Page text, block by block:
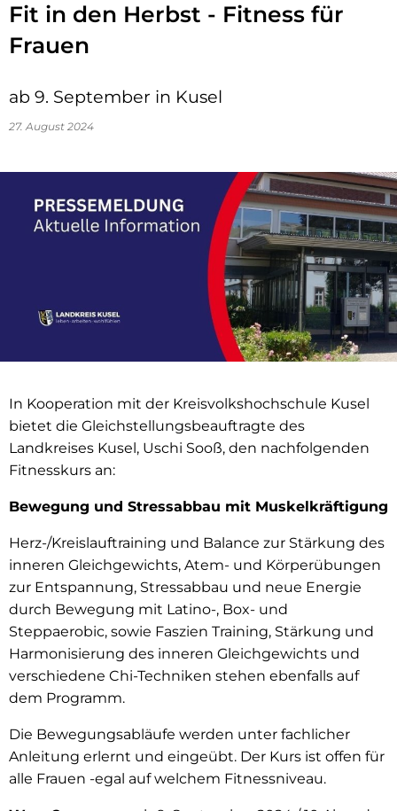
Fit in den Herbst - Fitness für
Frauen
ab 9. September in Kusel
27. August 2024
In Kooperation mit der Kreisvolkshochschule Kusel
bietet die Gleichstellungsbeauftragte des
Landkreises Kusel, Uschi Sooß, den nachfolgenden
Fitnesskurs an:
Bewegung und Stressabbau mit Muskelkräftigung
Herz-/Kreislauftraining und Balance zur Stärkung des
inneren Gleichgewichts, Atem- und Körperübungen
zur Entspannung, Stressabbau und neue Energie
durch Bewegung mit Latino-, Box- und
Steppaerobic, sowie Faszien Training, Stärkung und
Harmonisierung des inneren Gleichgewichts und
verschiedene Chi-Techniken stehen ebenfalls auf
dem Programm.
Die Bewegungsabläufe werden unter fachlicher
Anleitung erlernt und eingeübt. Der Kurs ist offen für
alle Frauen -egal auf welchem Fitnessniveau.